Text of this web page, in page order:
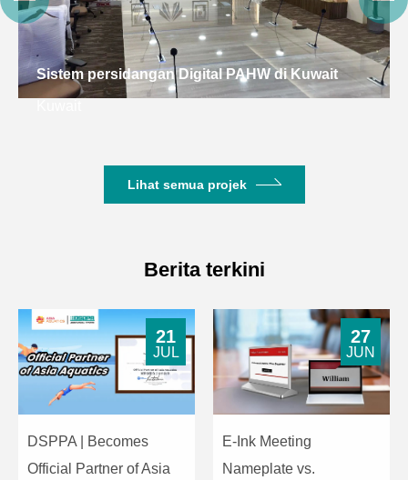
Sistem persidangan Digital PAHW di Kuwait
Lihat semua projek
Berita terkini
DSPPA | Becomes
Official Partner of Asia
21
JUL
E-Ink Meeting
Nameplate vs.
27
JUN